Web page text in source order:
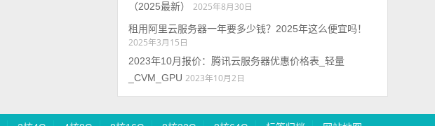
（2025最新）
2025年8月30日
租用阿里云服务器一年要多少钱？2025年这么便宜吗！
2025年3月15日
2023年10月报价：腾讯云服务器优惠价格表_轻量
_CVM_GPU 2023年10月2日